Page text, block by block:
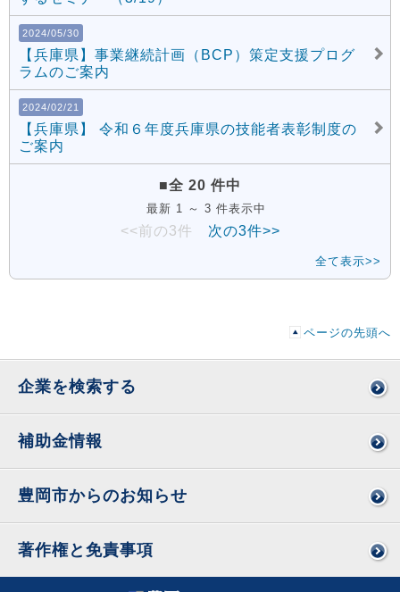
2024/05/30
【兵庫県】事業継続計画（BCP）策定支援プログ
ラムのご案内
2024/02/21
【兵庫県】 令和６年度兵庫県の技能者表彰制度の
ご案内
■全 20 件中
最新 1 ～ 3 件表示中
<<前の3件 次の3件>>
全て表示>>
ページの先頭へ
企業を検索する
補助金情報
豊岡市からのお知らせ
著作権と免責事項